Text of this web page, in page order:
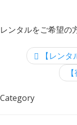
レンタルをご希望
【レンタ
Category